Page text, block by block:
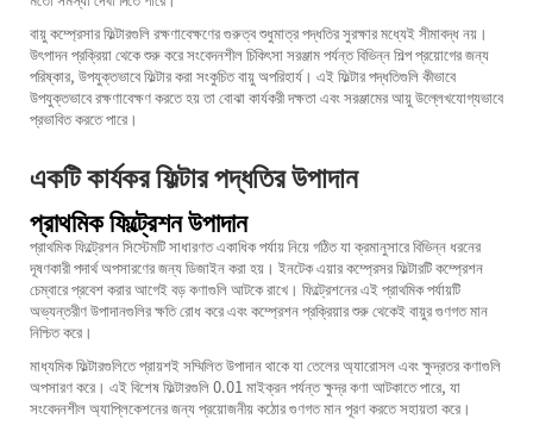
বায়ু কম্প্রেসার ফিল্টারগুলি রক্ষণাবেক্ষণের গুরুত্ব শুধুমাত্র পদ্ধতির সুরক্ষার মধ্যেই সীমাবদ্ধ নয়।
উৎপাদন প্রক্রিয়া থেকে শুরু করে সংবেদনশীল চিকিৎসা সরঞ্জাম পর্যন্ত বিভিন্ন শিল্প প্রয়োগের জন্য
পরিষ্কার, উপযুক্তভাবে ফিল্টার করা সংকুচিত বায়ু অপরিহার্য। এই ফিল্টার পদ্ধতিগুলি কীভাবে
উপযুক্তভাবে রক্ষণাবেক্ষণ করতে হয় তা বোঝা কার্যকরী দক্ষতা এবং সরঞ্জামের আয়ু উল্লেখযোগ্যভাবে
প্রভাবিত করতে পারে।
একটি কার্যকর ফিল্টার পদ্ধতির উপাদান
প্রাথমিক ফিল্ট্রেশন উপাদান
প্রাথমিক ফিল্ট্রেশন সিস্টেমটি সাধারণত একাধিক পর্যায় নিয়ে গঠিত যা ক্রমানুসারে বিভিন্ন ধরনের
দূষণকারী পদার্থ অপসারণের জন্য ডিজাইন করা হয়। ইনটেক এয়ার কম্প্রেসর ফিল্টারটি কম্প্রেশন
চেম্বারে প্রবেশ করার আগেই বড় কণাগুলি আটকে রাখে। ফিল্ট্রেশনের এই প্রাথমিক পর্যায়টি
অভ্যন্তরীণ উপাদানগুলির ক্ষতি রোধ করে এবং কম্প্রেশন প্রক্রিয়ার শুরু থেকেই বায়ুর গুণগত মান
নিশ্চিত করে।
মাধ্যমিক ফিল্টারগুলিতে প্রায়শই সম্মিলিত উপাদান থাকে যা তেলের অ্যারোসল এবং ক্ষুদ্রতর কণাগুলি
অপসারণ করে। এই বিশেষ ফিল্টারগুলি 0.01 মাইক্রন পর্যন্ত ক্ষুদ্র কণা আটকাতে পারে, যা
সংবেদনশীল অ্যাপ্লিকেশনের জন্য প্রয়োজনীয় কঠোর গুণগত মান পূরণ করতে সহায়তা করে।